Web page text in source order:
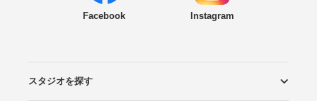
Facebook Instagram
スタジオを探す